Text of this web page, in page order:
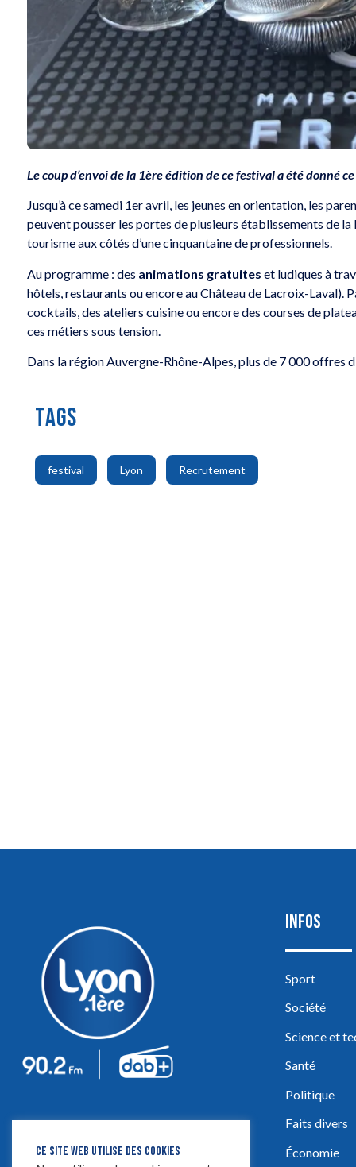
Le coup d’envoi de la 1ère édition de ce festival a été donné
Jusqu’à ce samedi 1er avril, les jeunes en orientation, les
peuvent pousser les portes de plusieurs établissements de
tourisme aux côtés d’une cinquantaine de professionnels.
Au programme : des animations gratuites et ludiques à
hôtels, restaurants ou encore au Château de Lacroix-Laval).
cocktails, des ateliers cuisine ou encore des courses de
ces métiers sous tension.
Dans la région Auvergne-Rhône-Alpes, plus de 7 000 offres
TAGS
festival
,
Lyon
,
Recrutement
Envie de dévaler les pistes
Gagnez une
INFOS
Sport
Société
Science et
Santé
Politique
Faits divers
Économie
CE SITE WEB UTILISE DES COOKIES